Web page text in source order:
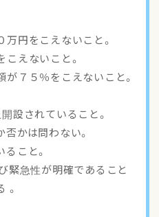
万円をこえないこと。
こえないこと。
が７５％をこえないこと。
設されていること。
かは問わない。
こと。
緊急性が明確であること
。